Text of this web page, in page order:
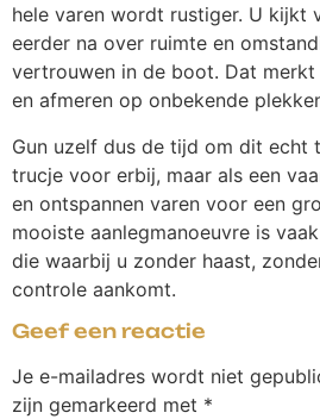
hele varen wordt rustiger. U kijkt
eerder na over ruimte en
vertrouwen in de boot. Dat merkt
en afmeren op onbekende
Gun uzelf dus de tijd om dit echt
trucje voor erbij, maar als een
en ontspannen varen voor een
mooiste aanlegmanoeuvre is
die waarbij u zonder haast,
controle aankomt.
Geef een reactie
Je e-mailadres wordt niet
zijn gemarkeerd met *